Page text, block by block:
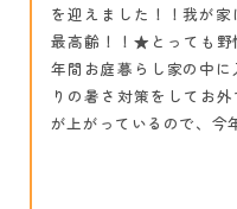
を迎えました！！我が家
最高齢！！★とっても野
年間お庭暮らし家の中
りの暑さ対策をして
が上がっているので、今